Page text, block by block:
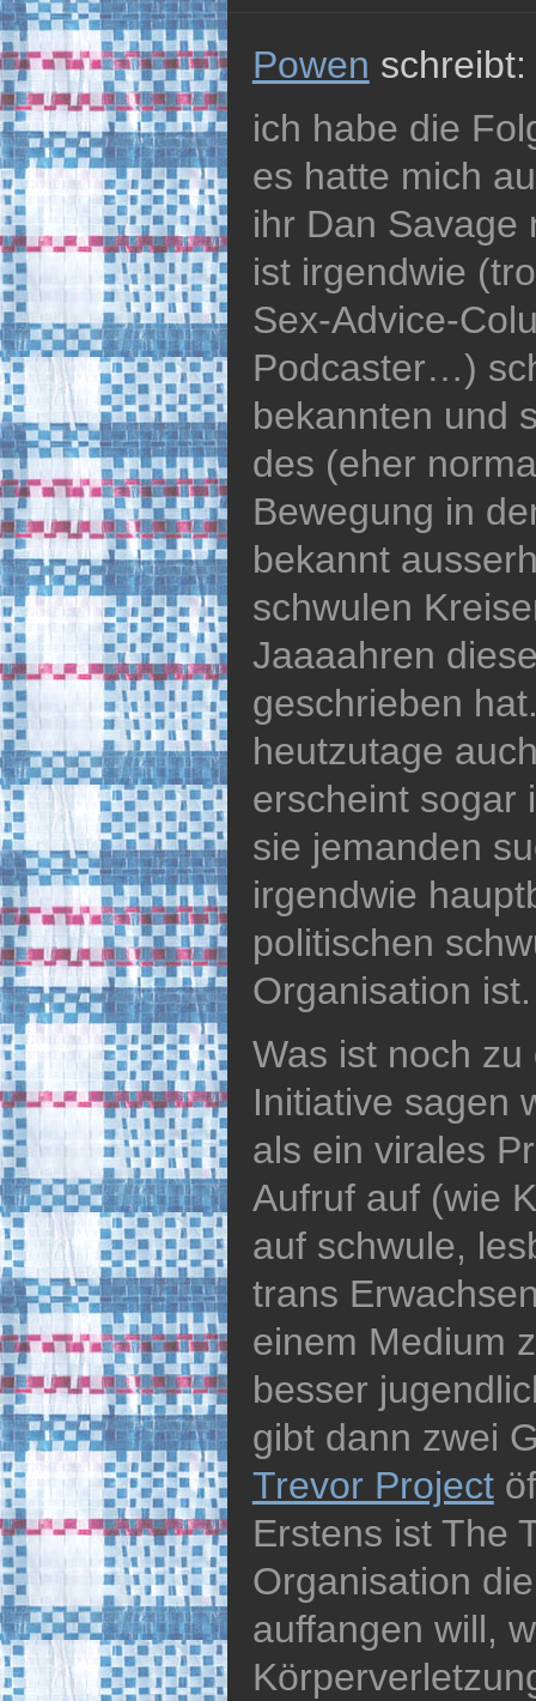
Powen schreibt:
ich habe die
es hatte mich
ihr Dan Savage
ist irgendwie
Sex-Advice-
Podcaster…)
bekannten und
des (eher
Bewegung in
bekannt
schwulen
Jaaaahren
geschrieben
heutzutage
erscheint sogar
sie jemanden
irgendwie
politischen
Organisation ist.
Was ist noch
Initiative sagen
als ein virales
Aufruf auf (wie
auf schwule,
trans
einem Medium
besser
gibt dann zwei
Trevor Project
Erstens ist The
Organisation
auffangen will,